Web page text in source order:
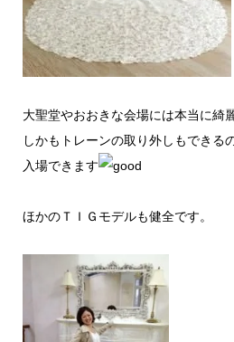
大聖堂やおおきな会場には本当に綺
しかもトレーンの取り外しもできる
入場できます
ほかのＴＩＧモデルも健全です。